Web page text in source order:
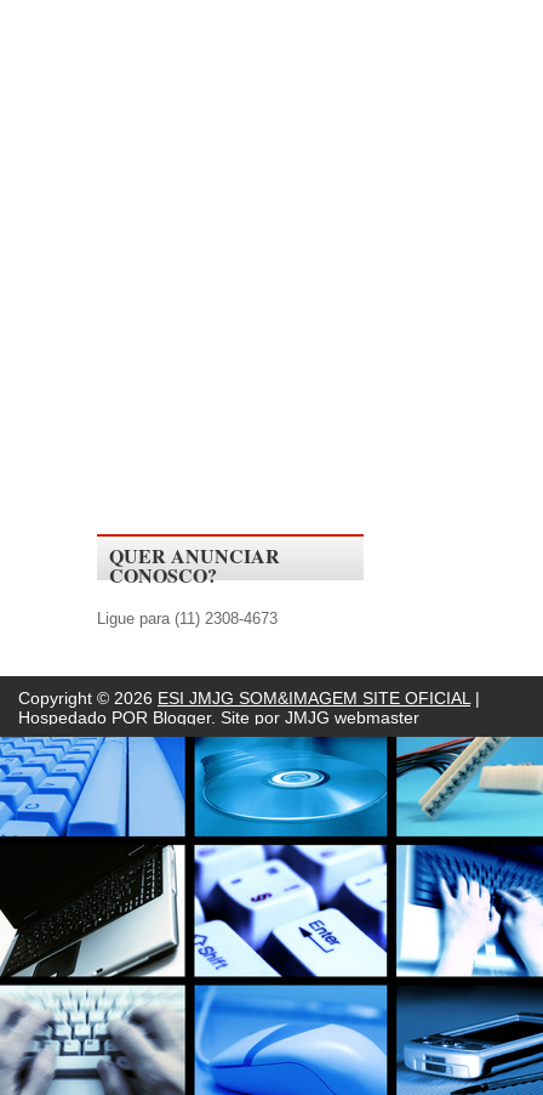
QUER ANUNCIAR
CONOSCO?
Ligue para (11) 2308-4673
Copyright © 2026 ESI JMJG SOM&IMAGEM SITE OFICIAL|
Hospedado POR Blogger. Site por JMJG webmaster